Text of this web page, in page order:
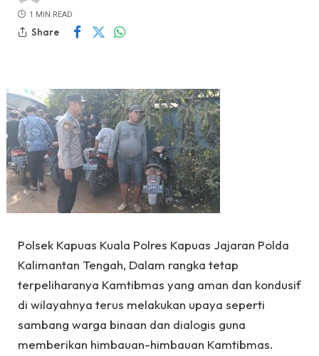
1 MIN READ
Share
Polsek Kapuas Kuala Polres Kapuas Jajaran Polda
Kalimantan Tengah, Dalam rangka tetap
terpeliharanya Kamtibmas yang aman dan kondusif
di wilayahnya terus melakukan upaya seperti
sambang warga binaan dan dialogis guna
memberikan himbauan-himbauan Kamtibmas.